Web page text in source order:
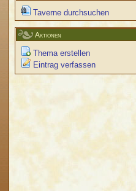
Taverne durchsuchen
Aktionen
Thema erstellen
Eintrag verfassen